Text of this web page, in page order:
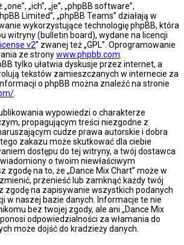
„ich”, „je”, „phpBB software”,
Limited”, „phpBB Teams” działają w
wykorzystujące technologię phpBB, która
witryny (bulletin board), wydane na licencji
v2” zwanej też „GPL”. Oprogramowanie
ze stronywww.phpbb.com
tylko ułatwia dyskusje przez internet, a
tekstów zamieszczanych w internecie za
o phpBB można znaleźć na stronie
wypowiedzi o charakterze
propagującym treści niezgodne z
cudze prawa autorskie i dobra
zakazu może skutkować dla ciebie
dostępu do tej witryny, a twój dostawca
o twoim niewłaściwym
zgodę na to, że „Dance Mix Chart” może w
przenieść lub zamknąć każdy twój
zgodę na zapisywanie wszystkich podanych
w naszej bazie danych. Informacje te nie
bez twojej zgody, ale ani „Dance Mix
odpowiedzialności za włamania do
może dojść do kradzieży danych.